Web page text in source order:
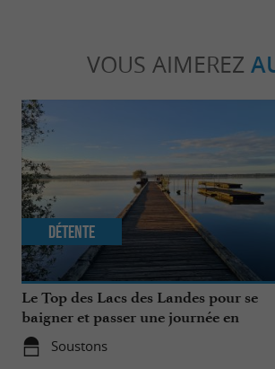
VOUS AIMEREZ
Le Top des Lacs des Landes pour se
baigner et passer une journée en
famille
Soustons
Détente